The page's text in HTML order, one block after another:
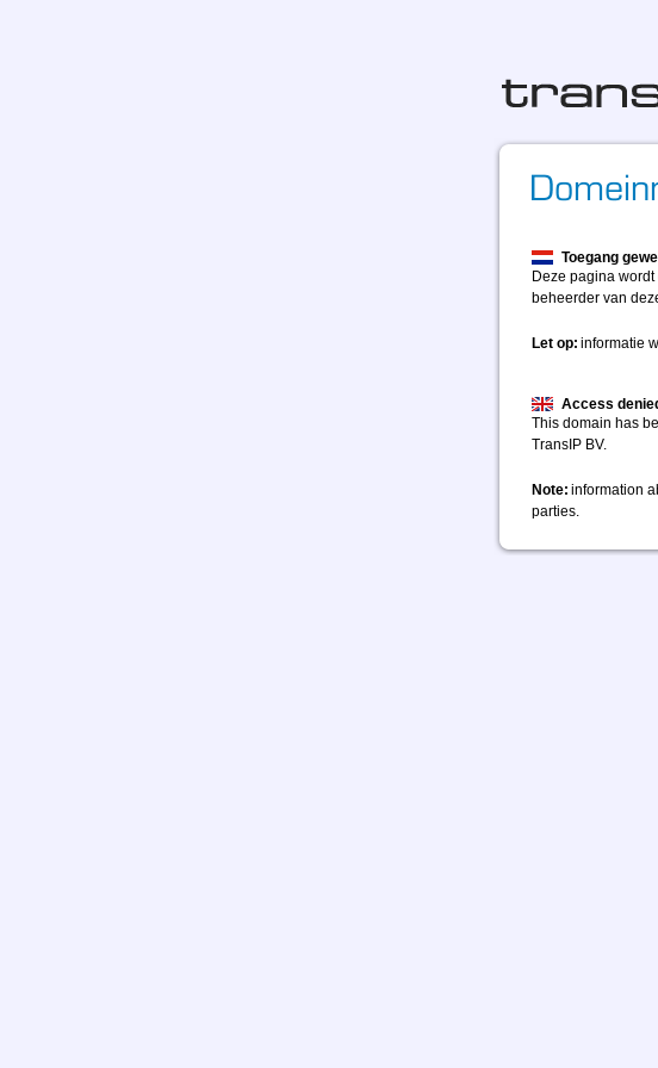
Toegang
Deze pagina
beheerder van
Let op: informatie
Access
This domain has
TransIP BV.
Note: information
parties.